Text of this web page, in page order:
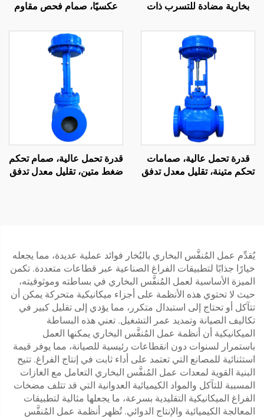
بخارية مضادة للتسرب ذات
كروية بالذراع الآلية آمنة
وموثوقة
عكسيًا، صمام فحص مقاوم
فحص من النوع الرقائقي
قدرة تحمل عالية، صمامات
تحكم متينة، تقليل معدل تدفق
قدرة تحمل عالية، صمام تحكم
ضغط متين، تقليل معدل تدفق
يُقدِّم عمل المُنفَّس البخاري بالبُخار فوائد عملية عديدة، مما يجعله
خيارًا جذابًا لتطبيقات الفراغ الصناعية عبر قطاعات متعددة. تكمن
الميزة الأساسية لعمل المُنفَّس البخاري في بساطته وموثوقيته،
حيث لا تحتوي هذه الأنظمة على أجزاء ميكانيكية متحركة يمكن أن
تتآكل أو تحتاج إلى استبدال متكرر، مما يؤدي إلى تقليل كبير في
تكاليف الصيانة وتمديد عمر التشغيل. تعني هذه البساطة
الميكانيكية أن أنظمة عمل المُنفَّس البخاري يمكنها العمل
باستمرار لسنوات دون انقطاعات رئيسية للصيانة، مما يوفر قيمة
استثنائية للمصانع التي تعتمد على أداء ثابت في إنتاج الفراغ. تتيح
البنية القوية لمعدات عمل المُنفَّس البخاري التعامل مع الغازات
المسببة للتآكل والمواد الكيميائية العدوانية التي قد تتلف مضخات
الفراغ الميكانيكية التقليدية بسرعة، ما يجعلها مثالية لتطبيقات
المعالجة الكيميائية والإنتاج الدوائي. تُظهر أنظمة عمل المُنفَّس